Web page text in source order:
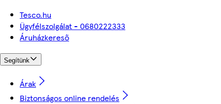
Tesco.hu
Ügyfélszolgálat - 0680222333
Áruházkereső
Segítünk
Árak
Biztonságos online rendelés